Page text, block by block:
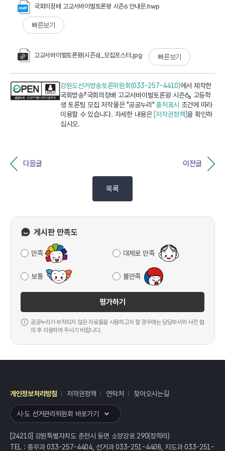
국회의장배 고교서바이벌토론왕 시즌6 안내문.hwp
빠른보기
고교서바이벌토론왕(시즌6)_모집포스터.jpg 빠른보기
강원도선거방송토론위원회(033-257-4410)에서 제작한
국회방송『국회의장배 고교서바이벌토론왕 시즌6』 고등학
생 토론팀 모집 저작물은 "공공누리" 출처표시 조건에 따라
이용할 수 있습니다. 자세한 내용은 [저작권정책]을 확인하
십시오.
다음글 이전글
목록
게시판 만족도
만족 대체로 만족
보통 불만족
평가하기
공공누리가 부착되지 않은 자료들을 사용하고자 할 경우에는 담당부서와 사전 협
의 후 이용하여 주시기 바랍니다.
개인정보처리방침 저작권정책 연락처 찾아오시는길
시·도 선거관리위원회 바로가기
[24210] 강원특별자치도 춘천시 동면 소양강로 290(장학리)
TEL : 총무과 033-257-4404, 선거과 033-251-4408, 지도과 033-251-